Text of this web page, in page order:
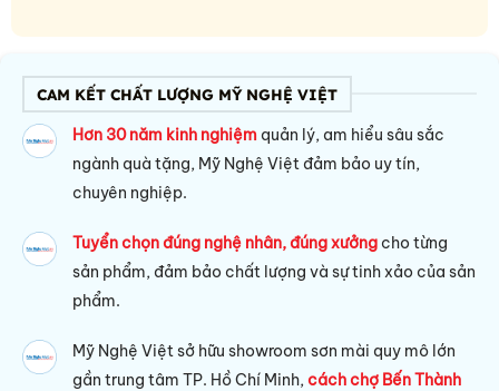
CAM KẾT CHẤT LƯỢNG MỸ NGHỆ VIỆT
Hơn 30 năm kinh nghiệm quản lý, am hiểu sâu sắc
ngành quà tặng, Mỹ Nghệ Việt đảm bảo uy tín,
chuyên nghiệp.
Tuyển chọn đúng nghệ nhân, đúng xưởng cho từng
sản phẩm, đảm bảo chất lượng và sự tinh xảo của sản
phẩm.
Mỹ Nghệ Việt sở hữu showroom sơn mài quy mô lớn
gần trung tâm TP. Hồ Chí Minh,cách chợ Bến Thành